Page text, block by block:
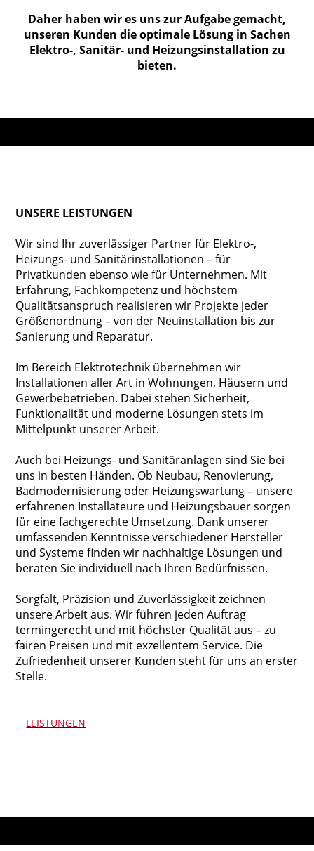
Daher haben wir es uns zur Aufgabe gemacht,
unseren Kunden die optimale Lösung in Sachen
Elektro-, Sanitär- und Heizungsinstallation zu
bieten.
UNSERE LEISTUNGEN
Wir sind Ihr zuverlässiger Partner für Elektro-,
Heizungs- und Sanitärinstallationen – für
Privatkunden ebenso wie für Unternehmen. Mit
Erfahrung, Fachkompetenz und höchstem
Qualitätsanspruch realisieren wir Projekte jeder
Größenordnung – von der Neuinstallation bis zur
Sanierung und Reparatur.
Im Bereich Elektrotechnik übernehmen wir
Installationen aller Art in Wohnungen, Häusern und
Gewerbebetrieben. Dabei stehen Sicherheit,
Funktionalität und moderne Lösungen stets im
Mittelpunkt unserer Arbeit.
Auch bei Heizungs- und Sanitäranlagen sind Sie bei
uns in besten Händen. Ob Neubau, Renovierung,
Badmodernisierung oder Heizungswartung – unsere
erfahrenen Installateure und Heizungsbauer sorgen
für eine fachgerechte Umsetzung. Dank unserer
umfassenden Kenntnisse verschiedener Hersteller
und Systeme finden wir nachhaltige Lösungen und
beraten Sie individuell nach Ihren Bedürfnissen.
Sorgfalt, Präzision und Zuverlässigkeit zeichnen
unsere Arbeit aus. Wir führen jeden Auftrag
termingerecht und mit höchster Qualität aus – zu
fairen Preisen und mit exzellentem Service. Die
Zufriedenheit unserer Kunden steht für uns an erster
Stelle.
LEISTUNGEN